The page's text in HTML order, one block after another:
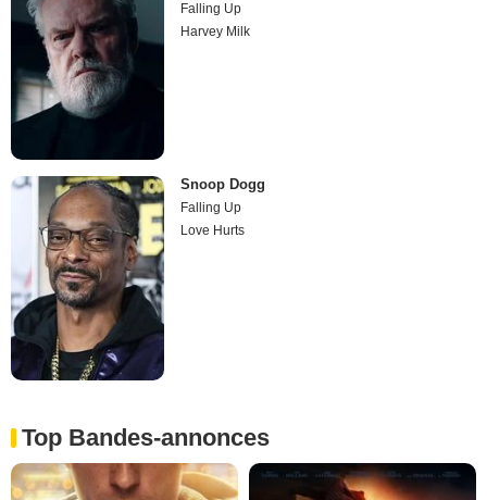
Falling Up
Harvey Milk
Snoop Dogg
Falling Up
Love Hurts
Top Bandes-annonces